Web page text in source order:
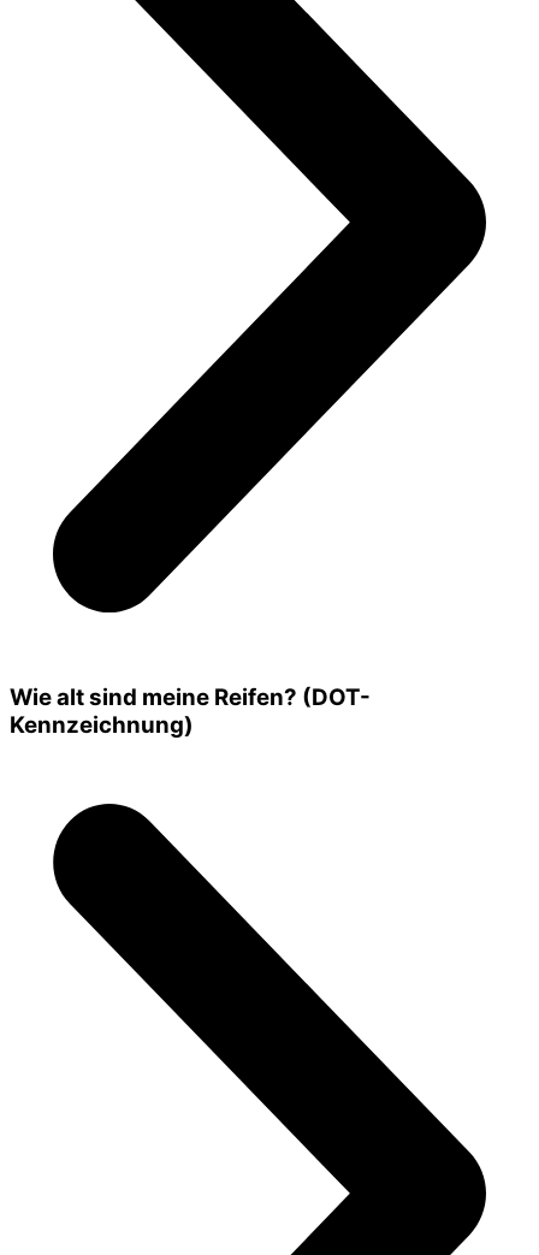
Wie alt sind meine Reifen? (DOT-
Kennzeichnung)